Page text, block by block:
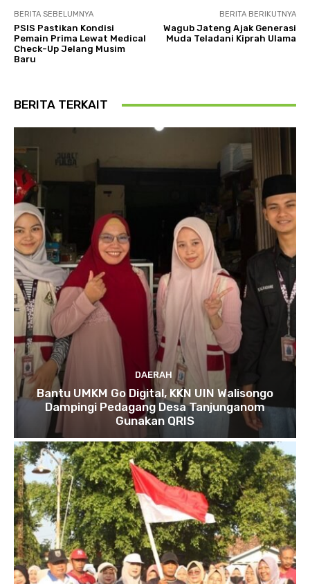
BERITA SEBELUMNYA
PSIS Pastikan Kondisi
Pemain Prima Lewat Medical
Check-Up Jelang Musim
Baru
BERITA BERIKUTNYA
Wagub Jateng Ajak Generasi
Muda Teladani Kiprah Ulama
BERITA TERKAIT
DAERAH
Bantu UMKM Go Digital, KKN UIN Walisongo
Dampingi Pedagang Desa Tanjunganom
Gunakan QRIS